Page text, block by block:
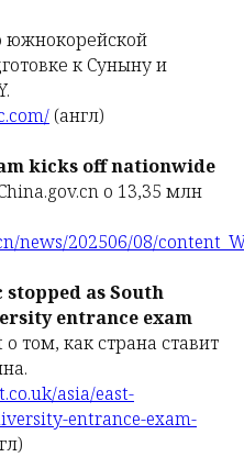
к Суныну и
(англ)
kicks off nationwide
о 13,35 млн
news/202506/08/
as South
entrance exam
том, как страна ставит
asia/east-
entrance-exam-